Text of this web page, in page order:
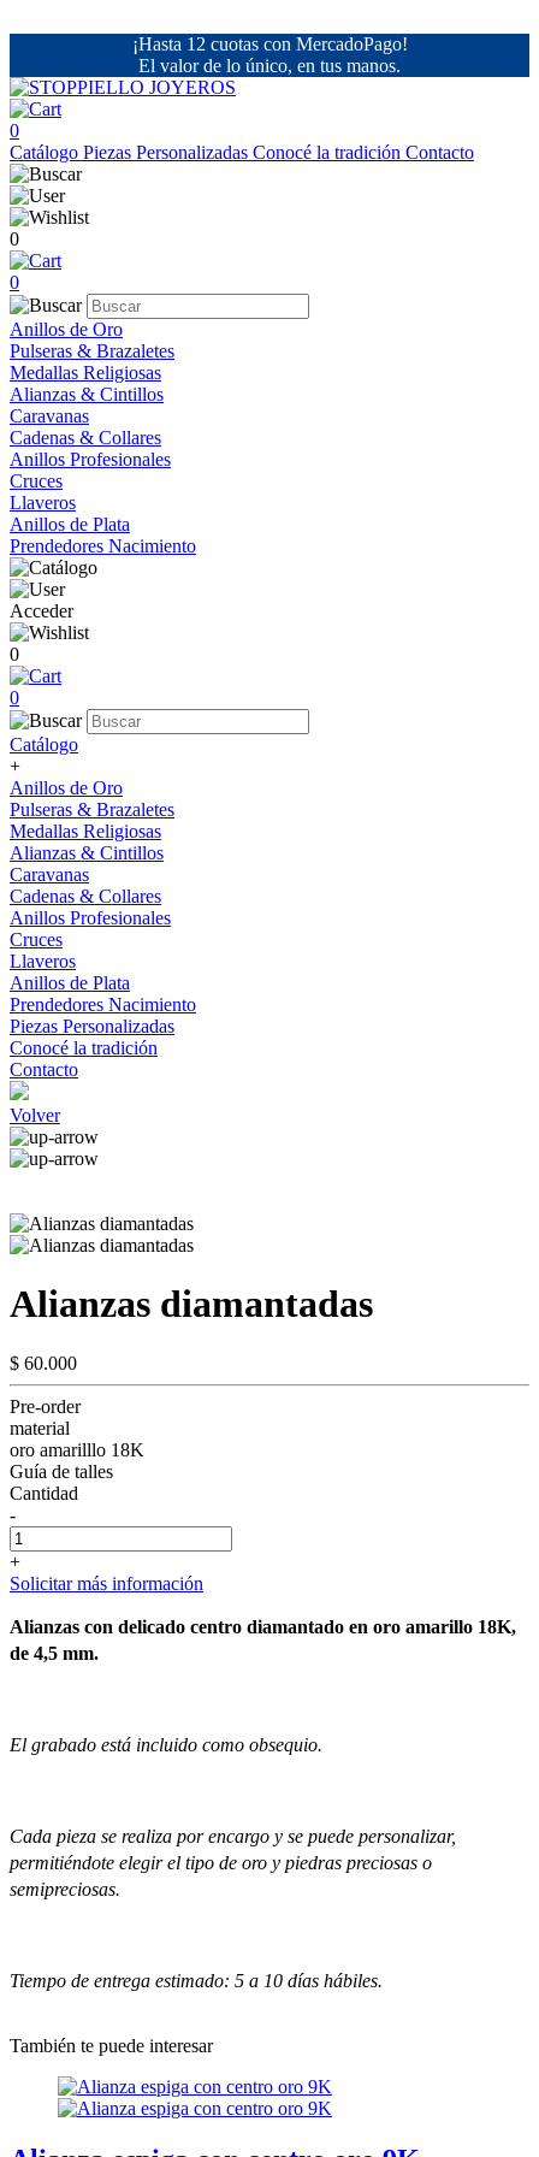
¡Hasta 12 cuotas con MercadoPago!
El valor de lo único, en tus manos.
0
Catálogo Piezas Personalizadas Conocé la tradición Contacto
0
0
Anillos de Oro
Pulseras & Brazaletes
Medallas Religiosas
Alianzas & Cintillos
Caravanas
Cadenas & Collares
Anillos Profesionales
Cruces
Llaveros
Anillos de Plata
Prendedores Nacimiento
Acceder
0
0
Catálogo
+
Anillos de Oro
Pulseras & Brazaletes
Medallas Religiosas
Alianzas & Cintillos
Caravanas
Cadenas & Collares
Anillos Profesionales
Cruces
Llaveros
Anillos de Plata
Prendedores Nacimiento
Piezas Personalizadas
Conocé la tradición
Contacto
Volver
Alianzas diamantadas
$ 60.000
Pre-order
material
oro amarilllo 18K
Guía de talles
Cantidad
-
+
Solicitar más información
Alianzas con delicado centro diamantado en oro amarillo 18K,
de 4,5 mm.
El grabado está incluido como obsequio.
Cada pieza se realiza por encargo y se puede personalizar,
permitiéndote elegir el tipo de oro y piedras preciosas o
semipreciosas.
Tiempo de entrega estimado: 5 a 10 días hábiles.
También te puede interesar